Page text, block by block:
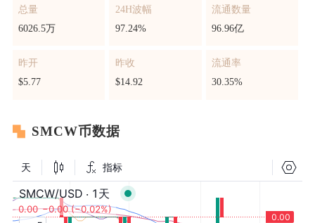
总量
6026.5万
24H波幅
97.24%
流通数量
96.96亿
昨开
$5.77
昨收
$14.92
流通率
30.35%
SMCW币数据